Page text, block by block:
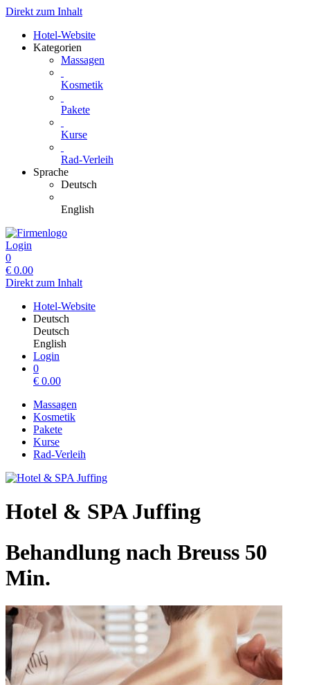
Direkt zum Inhalt
Hotel-Website
Kategorien
Massagen
Kosmetik
Pakete
Kurse
Rad-Verleih
Sprache
Deutsch
English
Login
0
€ 0.00
Direkt zum Inhalt
Hotel-Website
Deutsch
Deutsch
English
Login
0
€ 0.00
Massagen
Kosmetik
Pakete
Kurse
Rad-Verleih
Hotel & SPA Juffing
Behandlung nach Breuss 50
Min.